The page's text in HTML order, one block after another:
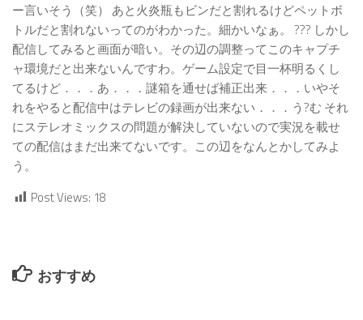
ー言いそう（笑） あと火炎瓶もビンだと割れるけどペットボ
トルだと割れないってのがわかった。細かいなぁ。 ??? しかし
配信してみると画面が暗い。その辺の調整ってこのキャプチ
ャ環境だと出来ないんですわ。ゲーム設定で目一杯明るくし
てるけど．．．あ．．．謎箱を通せば補正出来．．．いやそ
れをやると配信中はテレビの録画が出来ない．．．う?む それ
にステレオミックスの問題が解決していないので実況を載せ
ての配信はまだ出来てないです。この辺をなんとかしてみよ
う。
Post Views: 18
おすすめ